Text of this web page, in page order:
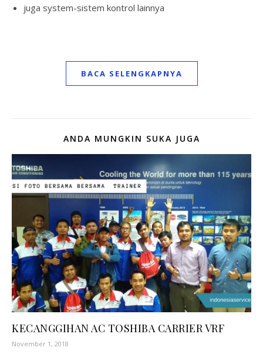
juga system-sistem kontrol lainnya
BACA SELENGKAPNYA
ANDA MUNGKIN SUKA JUGA
KECANGGIHAN AC TOSHIBA CARRIER VRF
November 1, 2018